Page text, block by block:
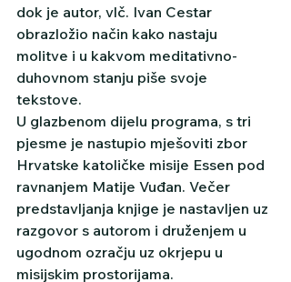
dok je autor, vlč. Ivan Cestar
obrazložio način kako nastaju
molitve i u kakvom meditativno-
duhovnom stanju piše svoje
tekstove.
U glazbenom dijelu programa, s tri
pjesme je nastupio mješoviti zbor
Hrvatske katoličke misije Essen pod
ravnanjem Matije Vuđan. Večer
predstavljanja knjige je nastavljen uz
razgovor s autorom i druženjem u
ugodnom ozračju uz okrjepu u
misijskim prostorijama.